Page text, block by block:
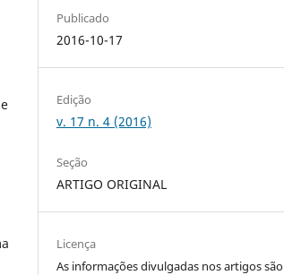
Publicado
2016-10-17
Edição
v. 17 n. 4 (2016)
Seção
ARTIGO ORIGINAL
Licença
As informações divulgadas nos artigos são